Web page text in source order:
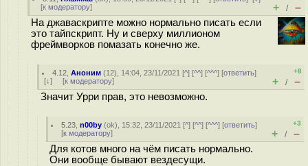
[к модератору] + / –
На джаваскрипте можно нормально писать если
это тайпскрипт. Ну и сверху миллионом
фреймворков помазать конечно же.
4.12 ,Аноним (12), 14:04, 23/11/2021 [^] [^^] [^^^] [ответить]
[↓] [к модератору]
+8
+ / –
Значит Урри прав, это невозможно.
5.23 ,n00by (ok), 15:32, 23/11/2021 [^] [^^] [^^^] [ответить]
[к модератору]
+3
+ / –
Для котов много на чём писать нормально.
Они вообще бывают вездесущи.